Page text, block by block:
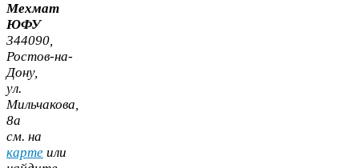
Мехмат
ЮФУ
344090,
Ростов-​на-​
Дону,
ул.
Мильчакова,
8а
cм. на
карте или